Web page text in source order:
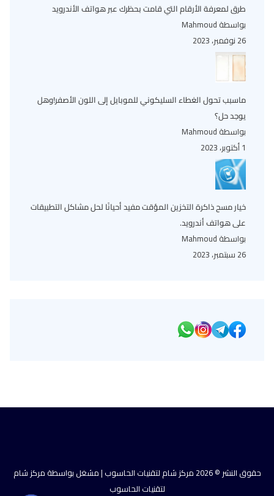
طرق لمعرفة الأرقام التي قامت بحظرك عبر هواتف الأندرويد
بواسطة Mahmoud
26 نوفمبر، 2023
ماسبب تحول الغطاء السليكوني للموبايل إلى اللون الأصفر!وهل
يوجد حل؟
بواسطة Mahmoud
1 أكتوبر، 2023
خيار مسح ذاكرة التخزين المؤقت مفيد أحيانًا لحل مشاكل التطبيقات
على هواتف أندرويد.
بواسطة Mahmoud
26 سبتمبر، 2023
حقوق النشر © 2026 مركز شام لتقنيات الحاسوب | مشغل بواسطة مركز شام
لتقنيات الحاسوب